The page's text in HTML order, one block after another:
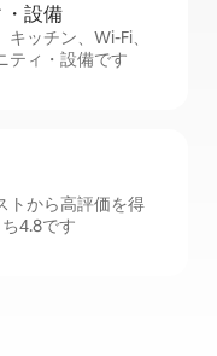
設⁠備
ッチン、Wi-Fi、
ティ・設備です
トから高評価を得
4.8です